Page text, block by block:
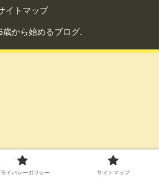
イトマップ
から始めるブログ.
ライバシーポリシー サイトマップ